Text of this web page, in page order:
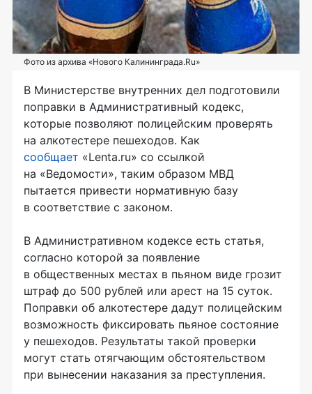
Фото из архива «Нового Калининграда.Ru»
В Министерстве внутренних дел подготовили
поправки в Административный кодекс,
которые позволяют полицейским проверять
на алкотестере пешеходов. Как
сообщает «Lenta.ru» со ссылкой
на «Ведомости», таким образом МВД
пытается привести нормативную базу
в соответствие с законом.
В Административном кодексе есть статья,
согласно которой за появление
в общественных местах в пьяном виде грозит
штраф до 500 рублей или арест на 15 суток.
Поправки об алкотестере дадут полицейским
возможность фиксировать пьяное состояние
у пешеходов. Результаты такой проверки
могут стать отягчающим обстоятельством
при вынесении наказания за преступления.